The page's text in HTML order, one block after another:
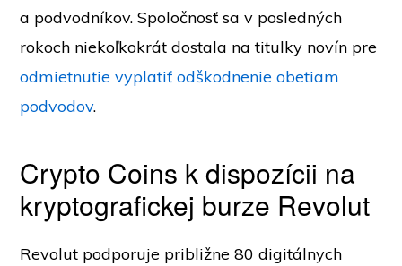
a podvodníkov. Spoločnosť sa v posledných
rokoch niekoľkokrát dostala na titulky novín pre
odmietnutie vyplatiť odškodnenie obetiam
podvodov.
Crypto Coins k dispozícii na
kryptografickej burze Revolut
Revolut podporuje približne 80 digitálnych